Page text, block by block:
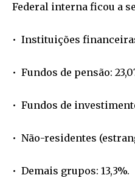
Federal interna ficou a
• Instituições
• Fundos de pensão:
• Fundos de
• Não-residentes
• Demais grupos: 13,3%.